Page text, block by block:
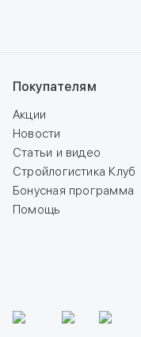
Покупателям
Акции
Новости
Статьи и видео
Стройлогистика Клуб
Бонусная программа
Помощь